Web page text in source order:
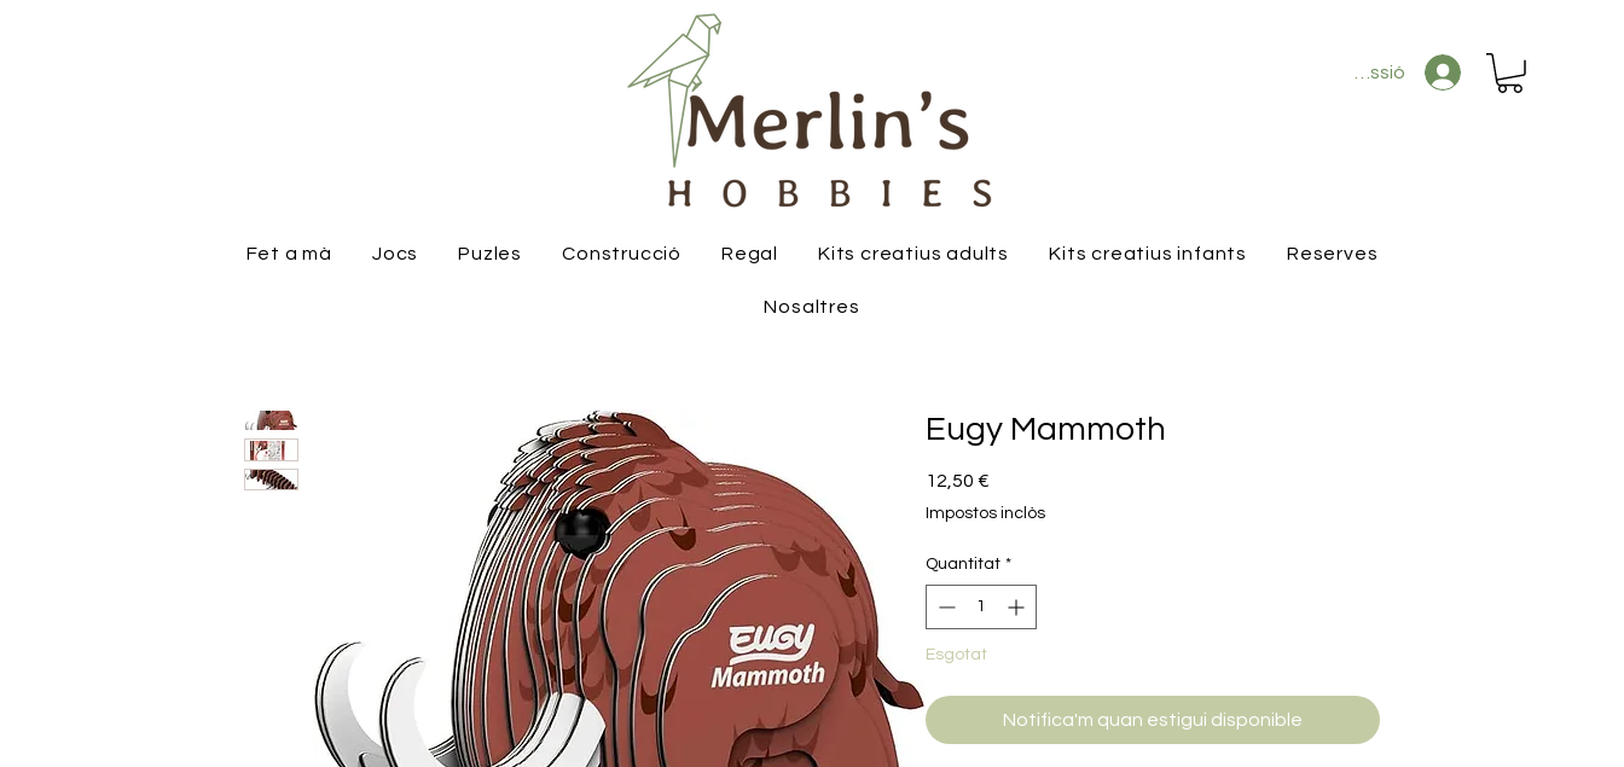
Inicia la sessió
Fet a mà Jocs Puzles Construcció Regal Kits creatius adults Kits creatius infants Reserves
Nosaltres
Eugy Mammoth
12,50 €
Impostos inclòs
Quantitat *
Esgotat
Notifica'm quan estigui disponible